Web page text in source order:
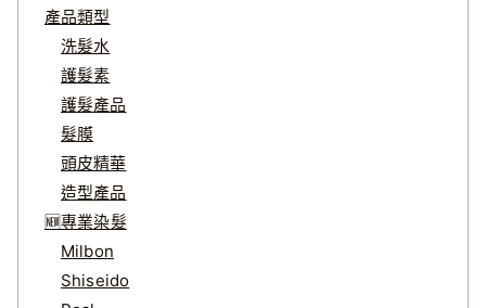
產品類型
洗髮水
護髮素
護髮產品
髮膜
頭皮精華
造型產品
🆕專業染髮
Milbon
Shiseido